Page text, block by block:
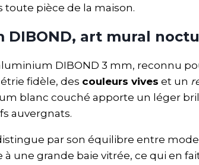
toute pièce de la maison.
art mural
DIBOND 3 mm, reconnu
fidèle, des couleurs vives et un
blanc couché apporte un léger
auvergnats.
par son équilibre entre
une grande baie vitrée, ce qui en